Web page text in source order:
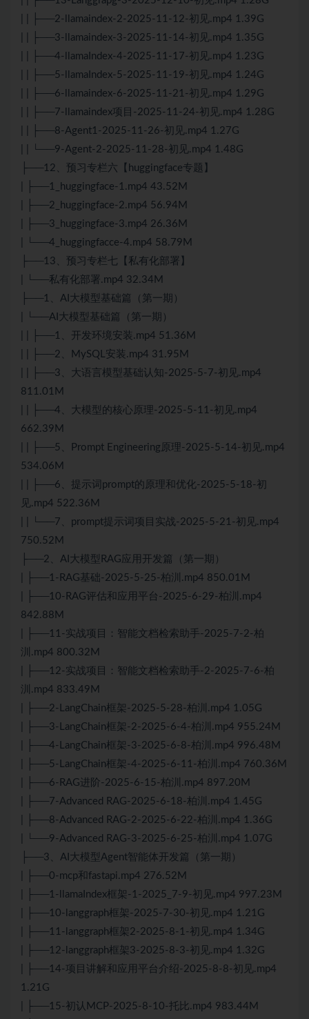
| | ├──2-llamaindex-2-2025-11-12-初见.mp4 1.39G
| | ├──3-llamaindex-3-2025-11-14-初见.mp4 1.35G
| | ├──4-llamaIndex-4-2025-11-17-初见.mp4 1.23G
| | ├──5-llamaIndex-5-2025-11-19-初见.mp4 1.24G
| | ├──6-llamaindex-6-2025-11-21-初见.mp4 1.29G
| | ├──7-llamaindex项目-2025-11-24-初见.mp4 1.28G
| | ├──8-Agent1-2025-11-26-初见.mp4 1.27G
| | └──9-Agent-2-2025-11-28-初见.mp4 1.48G
├──12、预习专栏六【huggingface专题】
| ├──1_huggingface-1.mp4 43.52M
| ├──2_huggingface-2.mp4 56.94M
| ├──3_huggingface-3.mp4 26.36M
| └──4_huggingfacce-4.mp4 58.79M
├──13、预习专栏七【私有化部署】
| └──私有化部署.mp4 32.34M
├──1、AI大模型基础篇（第一期）
| └──AI大模型基础篇（第一期）
| | ├──1、开发环境安装.mp4 51.36M
| | ├──2、MySQL安装.mp4 31.95M
| | ├──3、大语言模型基础认知-2025-5-7-初见.mp4
811.01M
| | ├──4、大模型的核心原理-2025-5-11-初见.mp4
662.39M
| | ├──5、Prompt Engineering原理-2025-5-14-初见.mp4
534.06M
| | ├──6、提示词prompt的原理和优化-2025-5-18-初
见.mp4 522.36M
| | └──7、prompt提示词项目实战-2025-5-21-初见.mp4
750.52M
├──2、AI大模型RAG应用开发篇（第一期）
| ├──1-RAG基础-2025-5-25-柏汌.mp4 850.01M
| ├──10-RAG评估和应用平台-2025-6-29-柏汌.mp4
842.88M
| ├──11-实战项目：智能文档检索助手-2025-7-2-柏
汌.mp4 800.32M
| ├──12-实战项目：智能文档检索助手-2-2025-7-6-柏
汌.mp4 833.49M
| ├──2-LangChain框架-2025-5-28-柏汌.mp4 1.05G
| ├──3-LangChain框架-2-2025-6-4-柏汌.mp4 955.24M
| ├──4-LangChain框架-3-2025-6-8-柏汌.mp4 996.48M
| ├──5-LangChain框架-4-2025-6-11-柏汌.mp4 760.36M
| ├──6-RAG进阶-2025-6-15-柏汌.mp4 897.20M
| ├──7-Advanced RAG-2025-6-18-柏汌.mp4 1.45G
| ├──8-Advanced RAG-2-2025-6-22-柏汌.mp4 1.36G
| └──9-Advanced RAG-3-2025-6-25-柏汌.mp4 1.07G
├──3、AI大模型Agent智能体开发篇（第一期）
| ├──0-mcp和fastapi.mp4 276.52M
| ├──1-llamaIndex框架-1-2025_7-9-初见.mp4 997.23M
| ├──10-langgraph框架-2025-7-30-初见.mp4 1.21G
| ├──11-langgraph框架2-2025-8-1-初见.mp4 1.34G
| ├──12-langgraph框架3-2025-8-3-初见.mp4 1.32G
| ├──14-项目讲解和应用平台介绍-2025-8-8-初见.mp4
1.21G
| ├──15-初认MCP-2025-8-10-托比.mp4 983.44M